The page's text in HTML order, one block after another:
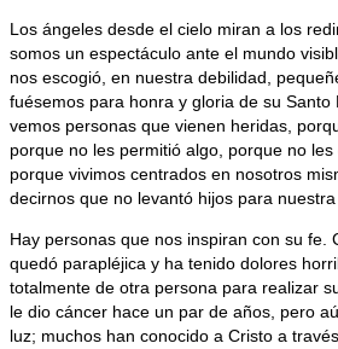
Los ángeles desde el cielo miran a los
somos un espectáculo ante el mundo
nos escogió, en nuestra debilidad,
fuésemos para honra y gloria de su Santo
vemos personas que vienen heridas,
porque no les permitió algo, porque no
porque vivimos centrados en nosotros
decirnos que no levantó hijos para
Hay personas que nos inspiran con su fe.
quedó parapléjica y ha tenido dolores
totalmente de otra persona para realizar
le dio cáncer hace un par de años, pero
luz; muchos han conocido a Cristo a